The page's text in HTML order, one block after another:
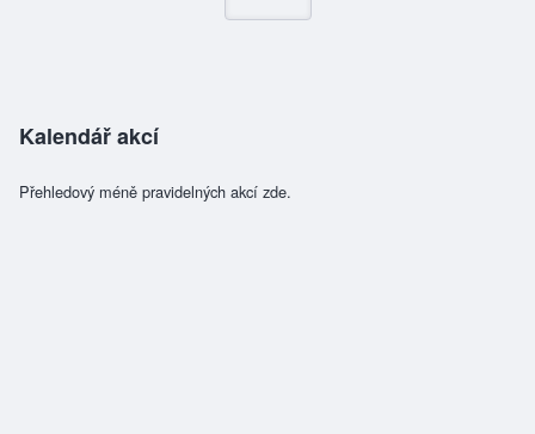
Kalendář akcí
Přehledový méně pravidelných akcí zde.